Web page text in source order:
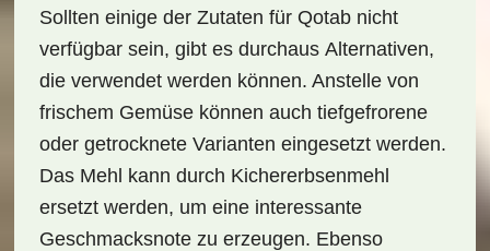
Sollten einige der Zutaten für Qotab nicht
verfügbar sein, gibt es durchaus Alternativen,
die verwendet werden können. Anstelle von
frischem Gemüse können auch tiefgefrorene
oder getrocknete Varianten eingesetzt werden.
Das Mehl kann durch Kichererbsenmehl
ersetzt werden, um eine interessante
Geschmacksnote zu erzeugen. Ebenso